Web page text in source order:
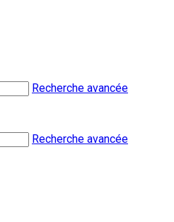
Recherche avancée
Recherche avancée